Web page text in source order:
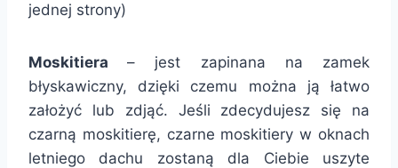
jednej strony)
Moskitiera– jest zapinana na zamek
błyskawiczny, dzięki czemu można ją łatwo
założyć lub zdjąć. Jeśli zdecydujesz się na
czarną moskitierę, czarne moskitiery w oknach
letniego dachu zostaną dla Ciebie uszyte